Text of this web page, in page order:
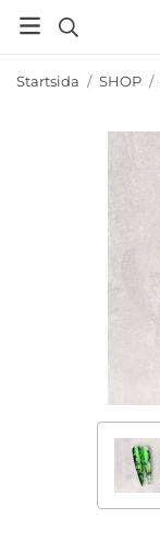
Startsida / SHOP /